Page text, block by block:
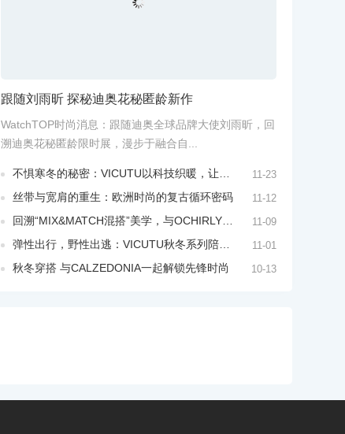
跟随刘雨昕 探秘迪奥花秘匿龄新作
WatchTOP时尚消息：跟随迪奥全球品牌大使刘雨昕，回
溯迪奥花秘匿龄限时展，漫步于融合自...
不惧寒冬的秘密：VICUTU以科技织暖，让风度与温度并行 11-23
丝带与宽肩的重生：欧洲时尚的复古循环密码 11-12
回溯“MIX&MATCH混搭”美学，与OCHIRLY共叙冬日摩登新章 11-09
弹性出行，野性出逃：VICUTU秋冬系列陪你解锁全新人设 11-01
秋冬穿搭 与CALZEDONIA一起解锁先锋时尚 10-13